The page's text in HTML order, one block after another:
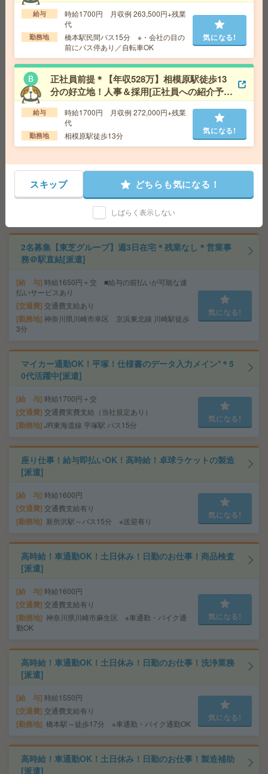
【在宅あり】16時台定時×残業なし！システム入力メイ
ン！[派遣]
給 与 時給1600円 月収例 250,560円
交通費
勤務地
本厚木駅徒歩17分 ※本厚木駅から1.4ｋｍ！
戸室エリア
気になる!
2名募集！正社員前提＊年収450万円以上＊週2日程度在宅
勤務OK[正社員への紹介予定派遣]
給 与 時給2100円＋交 【月収例】385,875円～ ■
給与の前払いが可能な速払いサービスあり
交通費 交通費支給あり
勤務地 神奈川県横浜市中区 みなとみらい線 馬車道
駅徒歩5分、京浜東北線 関内駅徒歩10分
気になる!
2名募集【東芝グループ】週3日在宅＊残業なし＊営業事
務＠駅直結[派遣]
給 与 時給1650円＋交 ■給与の前払いが可能な速
払いサービスあり
交通費 交通費支給あり
勤務地 神奈川県川崎市幸区 京浜東北線 川崎駅徒歩
3分
気になる!
マイカー通勤OK！平塚！仕様書のデータ入力メイン*＊5
0代活躍中[派遣]
給 与 時給1700円＋交
交通費 交通費実費支給（当社規定あり）
勤務地 JR東海道線 平塚駅 バス15分
気になる!
座り仕事！給与即払いOK！高時給！卓球ラケットの製造
[派遣]
給 与 時給1600円
交通費 交通費支給有り
勤務地 新所沢駅～バス15分 ※送迎有り
気になる!
高時給！車通勤OK！土日休み！日勤のお仕事！商品検査
[派遣]
給 与 時給1600円
交通費 交通費支給有り
勤務地 神奈川県川崎市麻生区 ※車通勤・バイク通
勤OK
気になる!
高時給！車通勤OK！土日休み！日勤のお仕事！洗浄業務
[派遣]
給 与 時給1550円
交通費 交通費支給有り
勤務地 橋本駅～徒歩17分 ※車通勤・バイク通勤OK
気になる!
高時給！車通勤OK！土日休み！日勤のお仕事！製造補助
[派遣]
給与
時給1700円 月収例 263,500円+残業
代
勤務地
橋本駅民間バス15分 ※・会社の目の
前にバス停あり／自転車OK
気になる!
正社員前提＊【年収528万】相模原駅徒歩13
分の好立地！人事＆採用[正社員への紹介予定
派遣]
給与
時給1700円 月収例 272,000円+残業
代
勤務地 相模原駅徒歩13分 気になる!
スキップ どちらも気になる！
しばらく表示しない